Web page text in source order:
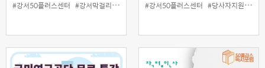
#강서50플러스센터 #강서막걸리 #막걸리 #수제막걸리 #인생설계 #일활동지원
#강서50플러스센터 #당사자지원 #봉